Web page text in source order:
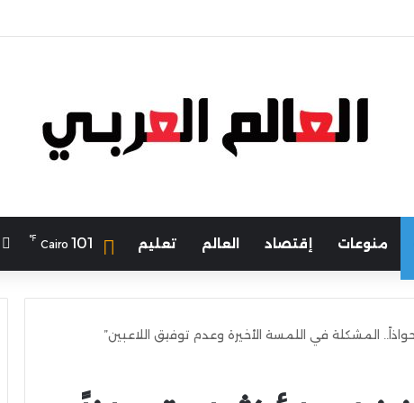
منوعات إقتصاد العالم تعليم Cairo 101
℉
المشكلة في اللمسة الأخيرة وعدم توفيق اللاعبين”